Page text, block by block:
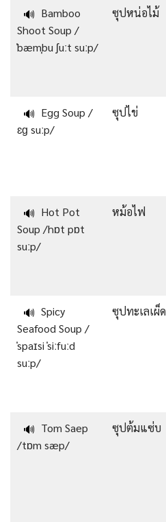
🔊 Bamboo
Shoot Soup /
ˈbæmˌbu ʃuːt suːp/
ซุปหน่อไม้
🔊 Egg Soup /
ɛɡ suːp/
ซุปไข่
🔊 Hot Pot
Soup /hɒt pɒt
suːp/
หม้อไฟ
🔊 Spicy
Seafood Soup /
ˈspaɪsi ˈsiːfuːd
suːp/
ซุปทะเลเผ็ด
🔊 Tom Saep
/tɒm sæp/
ซุปต้มแซ่บ